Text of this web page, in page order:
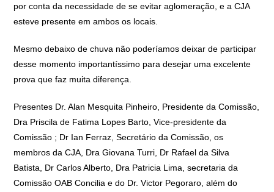
por conta da necessidade de se evitar aglomeração, e a CJA
esteve presente em ambos os locais.
Mesmo debaixo de chuva não poderíamos deixar de participar
desse momento importantíssimo para desejar uma excelente
prova que faz muita diferença.
Presentes Dr. Alan Mesquita Pinheiro, Presidente da Comissão,
Dra Priscila de Fatima Lopes Barto, Vice-presidente da
Comissão ; Dr Ian Ferraz, Secretário da Comissão, os
membros da CJA, Dra Giovana Turri, Dr Rafael da Silva
Batista, Dr Carlos Alberto, Dra Patricia Lima, secretaria da
Comissão OAB Concilia e do Dr. Victor Pegoraro, além do